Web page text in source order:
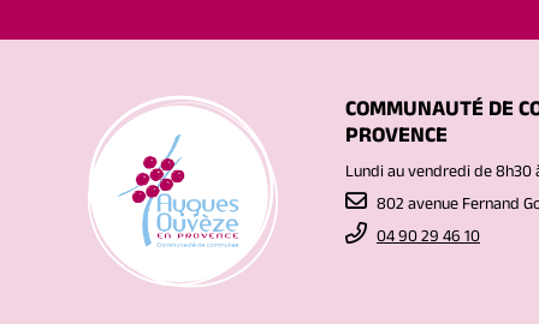
COMMUNAUTÉ DE
PROVENCE
Lundi au vendredi de 8h30
802 avenue Fernand
04 90 29 46 10